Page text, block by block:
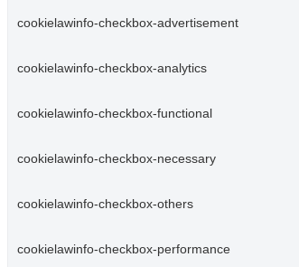
cookielawinfo-checkbox-advertisement
cookielawinfo-checkbox-analytics
cookielawinfo-checkbox-functional
cookielawinfo-checkbox-necessary
cookielawinfo-checkbox-others
cookielawinfo-checkbox-performance